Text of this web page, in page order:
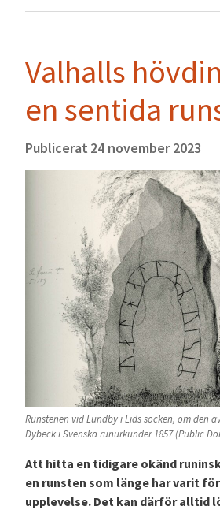
Valhalls
en sentida
Publicerat 24 november 2023
Runstenen vid Lundby i Lids socken, om den
Dybeck i Svenska runurkunder 1857 (Public
Att hitta en tidigare okänd
en runsten som länge har varit
upplevelse. Det kan därför alltid